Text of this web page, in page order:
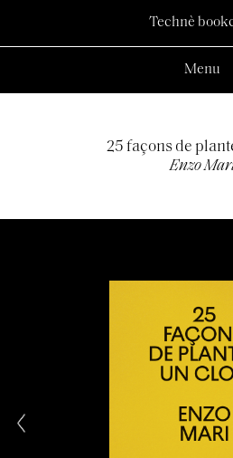
Technè
Menu
25 façons de
Enzo